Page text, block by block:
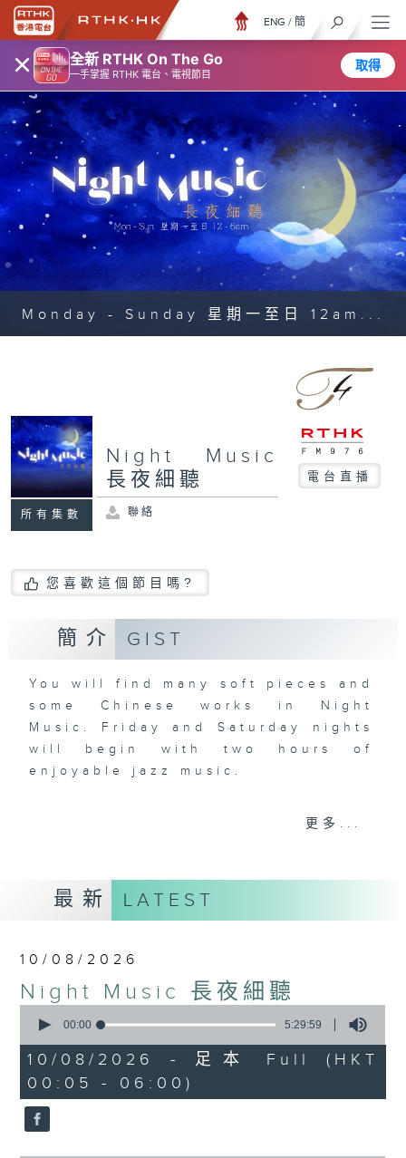
× 全新 RTHK On The Go
一手掌握 RTHK 電台、電視節目
取得
ENG / 簡
Monday - Sunday 星期一至日 12am...
所有集數
Night Music
長夜細聽
電台直播
聯絡
您喜歡這個節目嗎?
簡介 GIST
You will find many soft pieces and
some Chinese works in Night
Music. Friday and Saturday nights
will begin with two hours of
enjoyable jazz music.
When you are alone and sleepless,
「長夜細聽」節目當然少不了氣質優雅的作
品，每晚亦會精選一些中國音樂送上。週五和
如果哪天你不能入睡，別忘了第四台這裡總有
更多...
最新 LATEST
10/08/2026
Night Music 長夜細聽
seconds
5
hours,
29
minutes,
59
seconds
00:00 5:29:59
10/08/2026 - 足本 Full (HKT
00:05 - 06:00)